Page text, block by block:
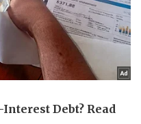
Vũ khí
Việt Nam
Phân tích